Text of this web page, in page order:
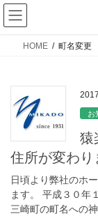
HOME 町名変更
お
猿
住所が変わり
日頃より弊社のホ
ます。 平成３０年
三崎町の町名への